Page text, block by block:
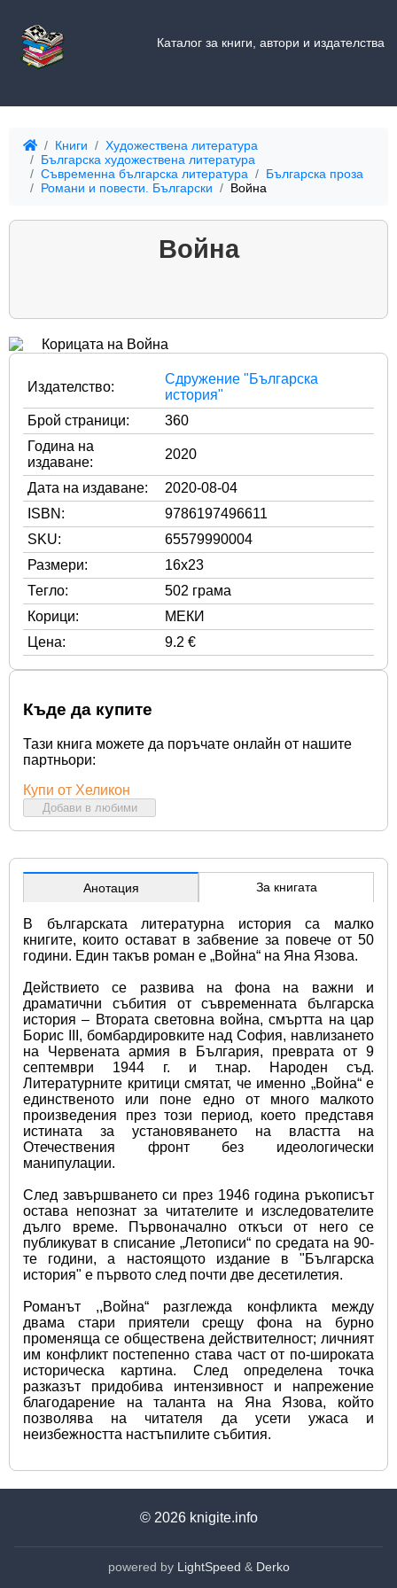
Каталог за книги, автори и издателства
Книги
Художествена литература
Българска художествена литература
Съвременна българска литература
Българска проза
Романи и повести. Български
Война
Война
Издателство:
Сдружение "Българска
история"
Брой страници:
360
Година на
издаване:
2020
Дата на издаване:
2020-08-04
ISBN:
9786197496611
SKU:
65579990004
Размери:
16x23
Тегло:
502 грама
Корици:
МЕКИ
Цена:
9.2 €
Къде да купите
Тази книга можете да поръчате онлайн от нашите
партньори:
Купи от Хеликон
Добави в любими
Анотация За книгата
В българската литературна история са малко
книгите, които остават в забвение за повече от 50
години. Един такъв роман е „Война“ на Яна Язова.
Действието се развива на фона на важни и
драматични събития от съвременната българска
история – Втората световна война, смъртта на цар
Борис III, бомбардировките над София, навлизането
на Червената армия в България, преврата от 9
септември 1944 г. и т.нар. Народен съд.
Литературните критици смятат, че именно „Война“ е
единственото или поне едно от много малкото
произведения през този период, което представя
истината за установяването на властта на
Отечествения фронт без идеологически
манипулации.
След завършването си през 1946 година ръкописът
остава непознат за читателите и изследователите
дълго време. Първоначално откъси от него се
публикуват в списание „Летописи“ по средата на 90-
те години, а настоящото издание в "Българска
история" е първото след почти две десетилетия.
Романът ,,Война“ разглежда конфликта между
двама стари приятели срещу фона на бурно
променяща се обществена действителност; личният
им конфликт постепенно става част от по-широката
историческа картина. След определена точка
разказът придобива интензивност и напрежение
благодарение на таланта на Яна Язова, който
позволява на читателя да усети ужаса и
неизбежността настъпилите събития.
© 2026 knigite.info
powered by LightSpeed & Derko